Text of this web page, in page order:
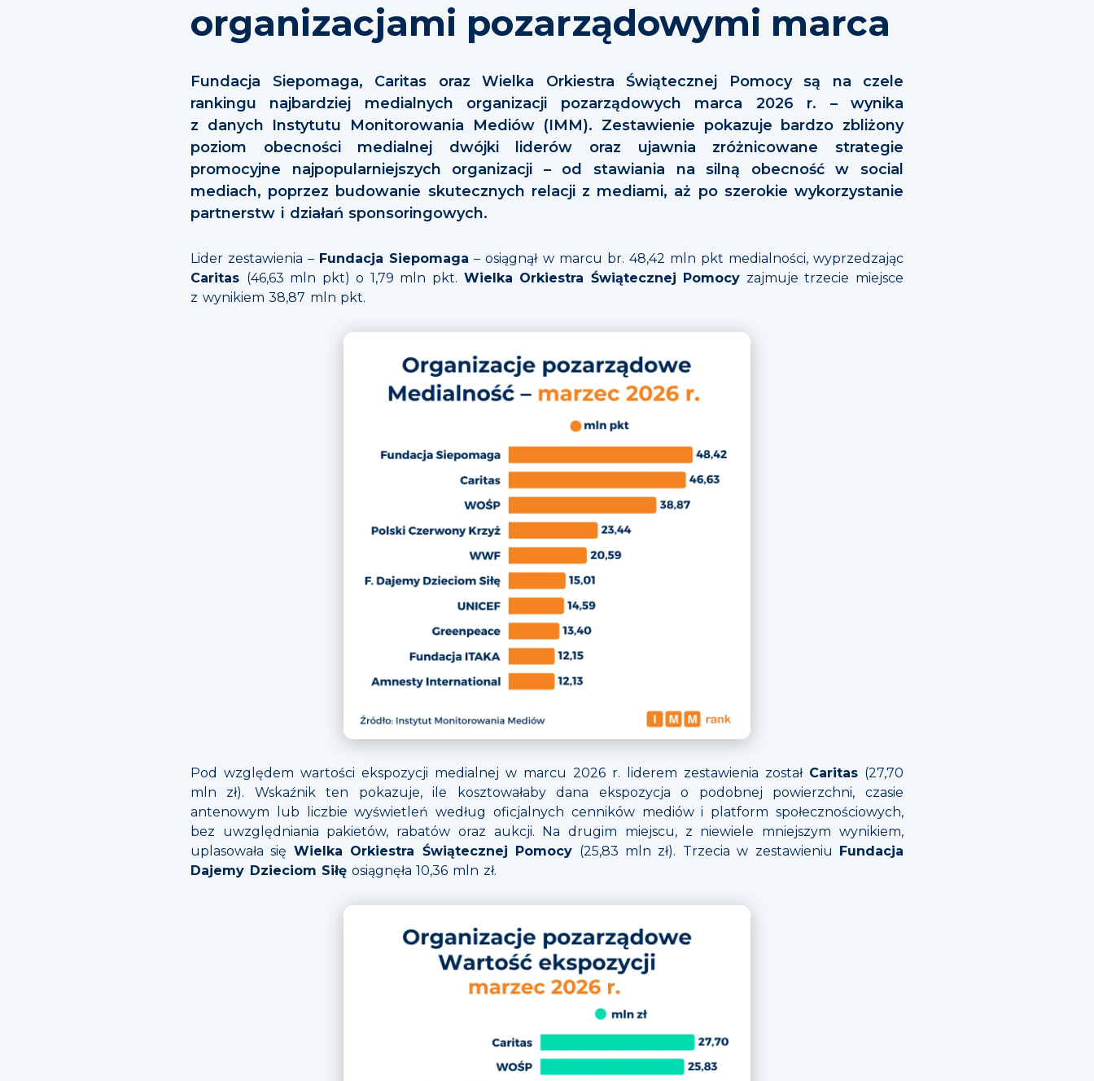
organizacjami pozarządowymi marca
Fundacja Siepomaga, Caritas oraz Wielka Orkiestra Świątecznej Pomocy są na czele
rankingu najbardziej medialnych organizacji pozarządowych marca 2026 r. – wynika
z danych Instytutu Monitorowania Mediów (IMM). Zestawienie pokazuje bardzo zbliżony
poziom obecności medialnej dwójki liderów oraz ujawnia zróżnicowane strategie
promocyjne najpopularniejszych organizacji – od stawiania na silną obecność w social
mediach, poprzez budowanie skutecznych relacji z mediami, aż po szerokie wykorzystanie
partnerstw i działań sponsoringowych.
Lider zestawienia – Fundacja Siepomaga – osiągnął w marcu br. 48,42 mln pkt medialności, wyprzedzając
Caritas (46,63 mln pkt) o 1,79 mln pkt. Wielka Orkiestra Świątecznej Pomocy zajmuje trzecie miejsce
z wynikiem 38,87 mln pkt.
Pod względem wartości ekspozycji medialnej w marcu 2026 r. liderem zestawienia został Caritas (27,70
mln zł). Wskaźnik ten pokazuje, ile kosztowałaby dana ekspozycja o podobnej powierzchni, czasie
antenowym lub liczbie wyświetleń według oficjalnych cenników mediów i platform społecznościowych,
bez uwzględniania pakietów, rabatów oraz aukcji. Na drugim miejscu, z niewiele mniejszym wynikiem,
uplasowała się Wielka Orkiestra Świątecznej Pomocy (25,83 mln zł). Trzecia w zestawieniu
Fundacja
Dajemy Dzieciom Siłę osiągnęła 10,36 mln zł.